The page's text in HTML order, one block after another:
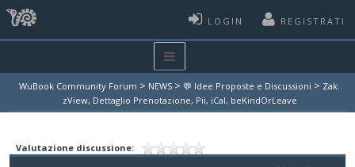
LOGIN REGISTRATI
WuBook Community Forum > NEWS > 💬 Idee Proposte e Discussioni > Zak:
zView, Dettaglio Prenotazione, Pii, iCal, beKindOrLeave
Valutazione discussione: